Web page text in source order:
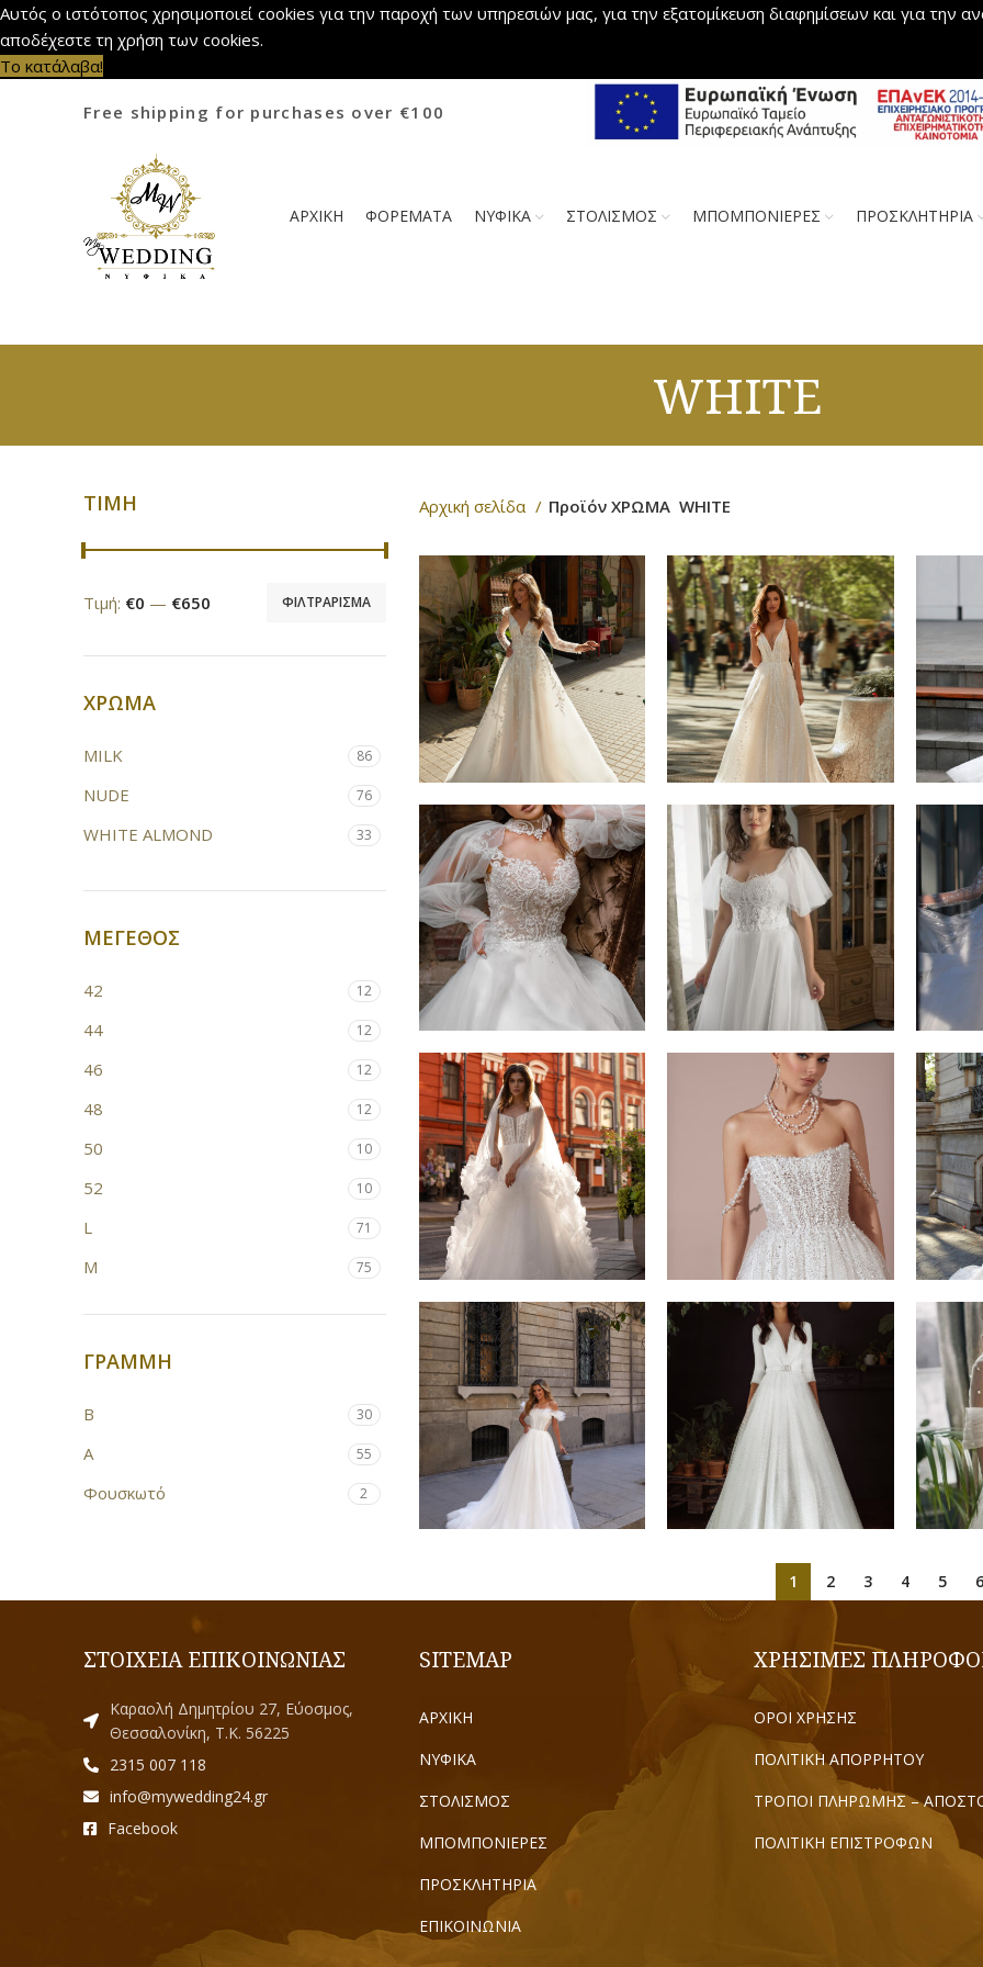
Αυτός ο ιστότοπος χρησιμοποιεί cookies για την παροχή των υπηρεσιών μας, για την εξατομίκευση διαφημίσεων και για την
αποδέχεστε τη χρήση των cookies.
Το κατάλαβα!
Free shipping for purchases over €100
ΑΡΧΙΚΗ ΦΟΡΕΜΑΤΑ ΝΥΦΙΚΑ ΣΤΟΛΙΣΜΟΣ ΜΠΟΜΠΟΝΙΕΡΕΣ ΠΡΟΣΚΛΗΤΗΡΙΑ
WHITE
ΤΙΜΗ
ΦΙΛΤΡΆΡΙΣΜΑ
Τιμή: €0 — €650
ΧΡΩΜΑ
MILK 86
NUDE 76
WHITE ALMOND 33
ΜΕΓΕΘΟΣ
42 12
44 12
46 12
48 12
50 10
52 10
L 71
M 75
ΓΡΑΜΜΗ
B 30
Α 55
Φουσκωτό 2
Αρχική σελίδα Προϊόν ΧΡΩΜΑ WHITE
ΔΙΑΒΆΣΤΕ
ΠΕΡΙΣΣΌΤΕΡΑ
ΔΙΑΒΆΣΤΕ
ΠΕΡΙΣΣΌΤΕΡΑ
ΔΙΑΒΆΣΤΕ
ΠΕΡΙΣΣΌΤΕΡΑ
ΔΙΑΒΆΣΤΕ
ΠΕΡΙΣΣΌΤΕΡΑ
ΔΙΑΒΆΣΤΕ
ΠΕΡΙΣΣΌΤΕΡΑ
ΔΙΑΒΆΣΤΕ
ΠΕΡΙΣΣΌΤΕΡΑ
ΔΙΑΒΆΣΤΕ
ΠΕΡΙΣΣΌΤΕΡΑ
ΔΙΑΒΆΣΤΕ
ΠΕΡΙΣΣΌΤΕΡΑ
1 2 3 4 5 6
ΣΤΟΙΧΕΙΑ ΕΠΙΚΟΙΝΩΝΙΑΣ
Καραολή Δημητρίου 27, Εύοσμος,
Θεσσαλονίκη, Τ.Κ. 56225
2315 007 118
info@mywedding24.gr
Facebook
SITEMAP
ΑΡΧΙΚΗ
ΝΥΦΙΚΑ
ΣΤΟΛΙΣΜΟΣ
ΜΠΟΜΠΟΝΙΕΡΕΣ
ΠΡΟΣΚΛΗΤΗΡΙΑ
ΕΠΙΚΟΙΝΩΝΙΑ
ΧΡΗΣΙΜΕΣ
ΟΡΟΙ ΧΡΗΣΗΣ
ΠΟΛΙΤΙΚΗ ΑΠΟΡΡΗΤΟΥ
ΤΡΟΠΟΙ ΠΛΗΡΩΜΗΣ –
ΠΟΛΙΤΙΚΗ ΕΠΙΣΤΡΟΦΩΝ